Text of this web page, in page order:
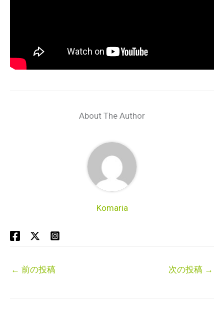
About The Author
Komaria
← 前の投稿 次の投稿 →